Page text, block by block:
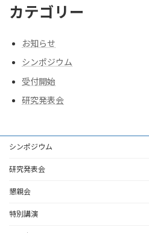
カテゴリー
お知らせ
シンポジウム
受付開始
研究発表会
シンポジウム
研究発表会
懇親会
特別講演